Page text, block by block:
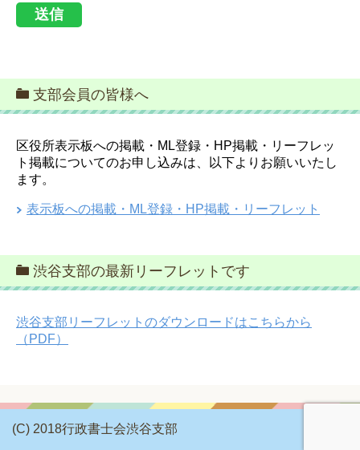
支部会員の皆様へ
区役所表示板への掲載・ML登録・HP掲載・リーフレッ
ト掲載についてのお申し込みは、以下よりお願いいたし
ます。
表示板への掲載・ML登録・HP掲載・リーフレット
渋谷支部の最新リーフレットです
渋谷支部リーフレットのダウンロードはこちらから
（PDF）
(C) 2018行政書士会渋谷支部